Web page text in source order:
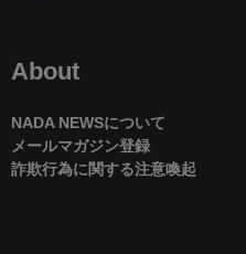
About
NADA NEWSについて
メールマガジン登録
詐欺行為に関する注意喚起